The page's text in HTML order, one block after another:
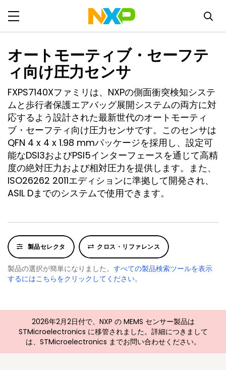
オートモーティブ・セーフテ
ィ向け圧力センサ
FXPS7140Xファミリは、NXPの側面衝突検知システ
ムと歩行者保護エアバッグ展開システムの両方に対
応するよう設計された最新世代のオートモーティ
ブ・セーフティ向け圧力センサです。このセンサは
QFN 4 x 4 x 1.98 mmパッケージを採用し、設定可
能なDSI3およびPSI5インターフェースを通じて高精
度の絶対圧力および相対圧力を提供します。また、
ISO26262 2011エディションに準拠して開発され、
ASIL Dまでのシステムで使用できます。
製品セレクタ クロス・リファレンス
製品の選択が簡単になりました。 すべての製品検索ツールを表示
するにはこちらをクリックしてください。
2026年2月2日付で、NXP の MEMS センサー製品は
STMicroelectronics に移管されました。詳細につきまして
は、STMicroelectronics までお問い合わせください。